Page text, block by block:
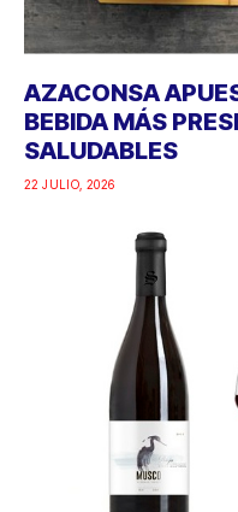
AZACONSA
BEBIDA MÁS
SALUDABLES
22 JULIO, 2026